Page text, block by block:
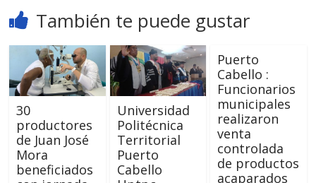
También te puede gustar
30
productores
de Juan José
Mora
beneficiados
Universidad
Politécnica
Territorial
Puerto
Cabello
Puerto
Cabello :
Funcionarios
municipales
realizaron
venta
controlada
de productos
acaparados